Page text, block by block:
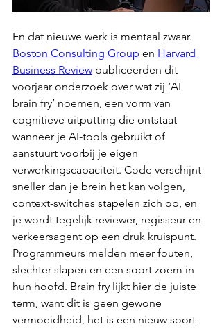
En dat nieuwe werk is mentaal zwaar.
Boston Consulting Group en Harvard
Business Review publiceerden dit
voorjaar onderzoek over wat zij ‘AI
brain fry’ noemen, een vorm van
cognitieve uitputting die ontstaat
wanneer je AI-tools gebruikt of
aanstuurt voorbij je eigen
verwerkingscapaciteit. Code verschijnt
sneller dan je brein het kan volgen,
context-switches stapelen zich op, en
je wordt tegelijk reviewer, regisseur en
verkeersagent op een druk kruispunt.
Programmeurs melden meer fouten,
slechter slapen en een soort zoem in
hun hoofd. Brain fry lijkt hier de juiste
term, want dit is geen gewone
vermoeidheid, het is een nieuw soort